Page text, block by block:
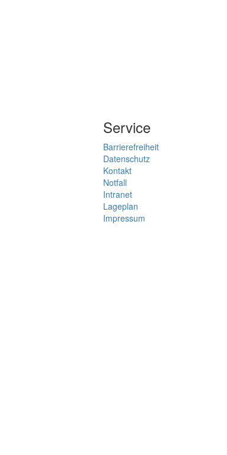
Service
Barrierefreiheit
Datenschutz
Kontakt
Notfall
Intranet
Lageplan
Impressum